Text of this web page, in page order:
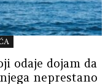
odaje dojam da
neprestano